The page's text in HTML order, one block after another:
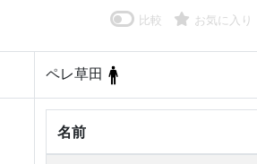
比較 お気に入り
ペレ草田
名前